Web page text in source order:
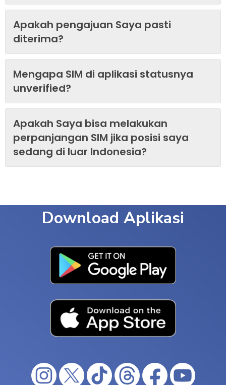
Apakah pengajuan Saya pasti
diterima?
Mengapa SIM di aplikasi statusnya
unverified?
Apakah Saya bisa melakukan
perpanjangan SIM jika posisi saya
sedang di luar Indonesia?
Download Aplikasi